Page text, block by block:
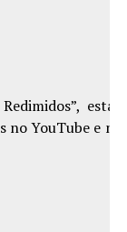
estará
no YouTube e nas